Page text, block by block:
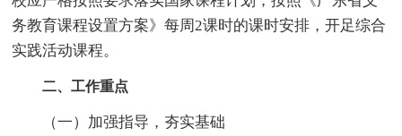
务教育课程设置方案》每周2课时的课时安排，开足综合
实践活动课程。
二、工作重点
（一）加强指导，夯实基础